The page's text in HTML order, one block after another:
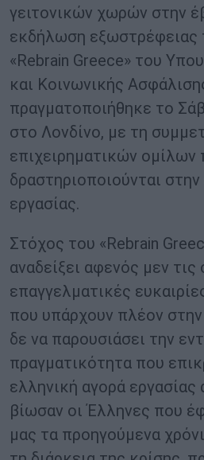
γειτονικών χωρών στην
εκδήλωση εξωστρέφειας
«Rebrain Greece» του
και Κοινωνικής
πραγματοποιήθηκε το
στο Λονδίνο, με τη
επιχειρηματικών ομίλων
δραστηριοποιούνται
εργασίας.
Στόχος του «Rebrain
αναδείξει αφενός μεν τις
επαγγελματικές
που υπάρχουν πλέον
δε να παρουσιάσει την
πραγματικότητα που
ελληνική αγορά
βίωσαν οι Έλληνες που
μας τα προηγούμενα